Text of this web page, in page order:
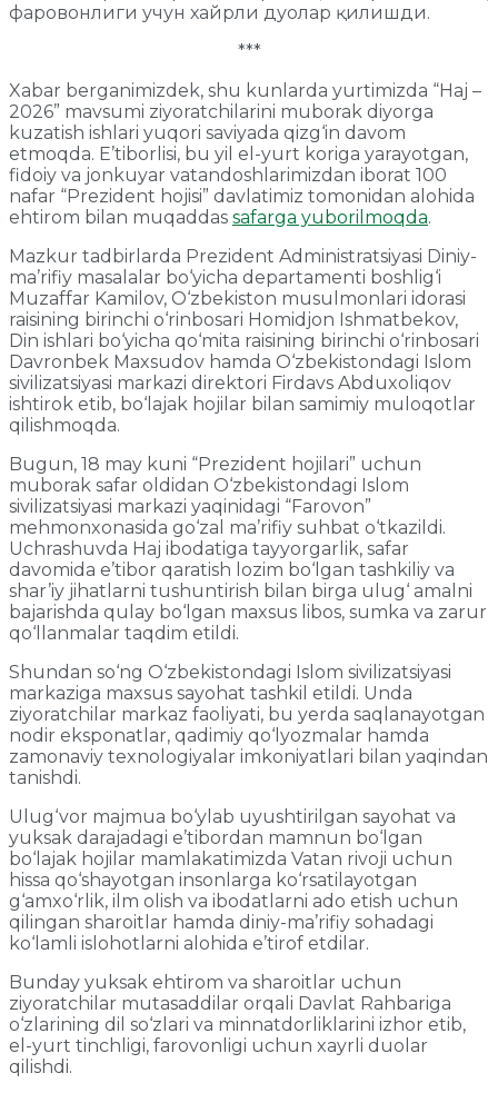
фаровонлиги учун хайрли дуолар қилишди.
***
Xabar berganimizdek, shu kunlarda yurtimizda “Haj –
2026” mavsumi ziyoratchilarini muborak diyorga
kuzatish ishlari yuqori saviyada qizg‘in davom
etmoqda. E’tiborlisi, bu yil el-yurt koriga yarayotgan,
fidoiy va jonkuyar vatandoshlarimizdan iborat 100
nafar “Prezident hojisi” davlatimiz tomonidan alohida
ehtirom bilan muqaddas safarga yuborilmoqda.
Mazkur tadbirlarda Prezident Administratsiyasi Diniy-
ma’rifiy masalalar bo‘yicha departamenti boshlig‘i
Muzaffar Kamilov, O‘zbekiston musulmonlari idorasi
raisining birinchi o‘rinbosari Homidjon Ishmatbekov,
Din ishlari bo‘yicha qo‘mita raisining birinchi o‘rinbosari
Davronbek Maxsudov hamda O‘zbekistondagi Islom
sivilizatsiyasi markazi direktori Firdavs Abduxoliqov
ishtirok etib, bo‘lajak hojilar bilan samimiy muloqotlar
qilishmoqda.
Bugun, 18 may kuni “Prezident hojilari” uchun
muborak safar oldidan O‘zbekistondagi Islom
sivilizatsiyasi markazi yaqinidagi “Farovon”
mehmonxonasida go‘zal ma’rifiy suhbat o‘tkazildi.
Uchrashuvda Haj ibodatiga tayyorgarlik, safar
davomida e’tibor qaratish lozim bo‘lgan tashkiliy va
shar’iy jihatlarni tushuntirish bilan birga ulug‘ amalni
bajarishda qulay bo‘lgan maxsus libos, sumka va zarur
qo‘llanmalar taqdim etildi.
Shundan so‘ng O‘zbekistondagi Islom sivilizatsiyasi
markaziga maxsus sayohat tashkil etildi. Unda
ziyoratchilar markaz faoliyati, bu yerda saqlanayotgan
nodir eksponatlar, qadimiy qo‘lyozmalar hamda
zamonaviy texnologiyalar imkoniyatlari bilan yaqindan
tanishdi.
Ulug‘vor majmua bo‘ylab uyushtirilgan sayohat va
yuksak darajadagi e’tibordan mamnun bo‘lgan
bo‘lajak hojilar mamlakatimizda Vatan rivoji uchun
hissa qo‘shayotgan insonlarga ko‘rsatilayotgan
g‘amxo‘rlik, ilm olish va ibodatlarni ado etish uchun
qilingan sharoitlar hamda diniy-ma’rifiy sohadagi
ko‘lamli islohotlarni alohida e’tirof etdilar.
Bunday yuksak ehtirom va sharoitlar uchun
ziyoratchilar mutasaddilar orqali Davlat Rahbariga
o‘zlarining dil so‘zlari va minnatdorliklarini izhor etib,
el-yurt tinchligi, farovonligi uchun xayrli duolar
qilishdi.